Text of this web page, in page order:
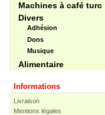
Machines à café turc
Divers
Adhésion
Dons
Musique
Alimentaire
Informations
Livraison
Mentions légales